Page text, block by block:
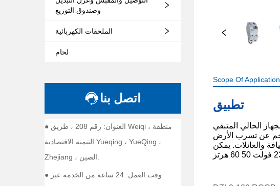
وصندوق التوزيع
الملحقات الكهربائية
لحام
اتصل بنا
● العنوان: رقم 208 ، طريق Weiqi ، منطقة
التنمية الاقتصادية Yueqing ، YueQing ،
Zhejiang ، الصين.
● وقت العمل: 24 ساعة من الخدمة عبر
Scope Of Application